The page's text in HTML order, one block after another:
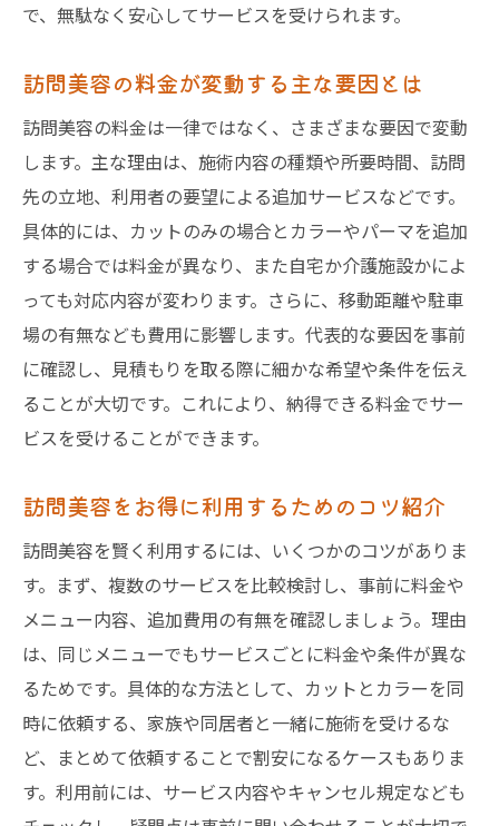
で、無駄なく安心してサービスを受けられます。
訪問美容の料金が変動する主な要因とは
訪問美容の料金は一律ではなく、さまざまな要因で変動
します。主な理由は、施術内容の種類や所要時間、訪問
先の立地、利用者の要望による追加サービスなどです。
具体的には、カットのみの場合とカラーやパーマを追加
する場合では料金が異なり、また自宅か介護施設かによ
っても対応内容が変わります。さらに、移動距離や駐車
場の有無なども費用に影響します。代表的な要因を事前
に確認し、見積もりを取る際に細かな希望や条件を伝え
ることが大切です。これにより、納得できる料金でサー
ビスを受けることができます。
訪問美容をお得に利用するためのコツ紹介
訪問美容を賢く利用するには、いくつかのコツがありま
す。まず、複数のサービスを比較検討し、事前に料金や
メニュー内容、追加費用の有無を確認しましょう。理由
は、同じメニューでもサービスごとに料金や条件が異な
るためです。具体的な方法として、カットとカラーを同
時に依頼する、家族や同居者と一緒に施術を受けるな
ど、まとめて依頼することで割安になるケースもありま
す。利用前には、サービス内容やキャンセル規定なども